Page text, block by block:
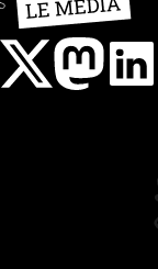
TiktokTwitter